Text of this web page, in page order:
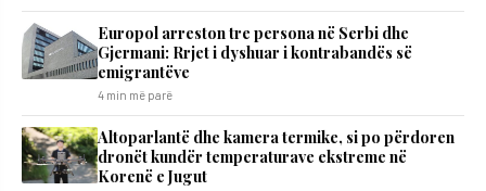
Europol arreston tre persona në Serbi dhe
Gjermani: Rrjet i dyshuar i kontrabandës së
emigrantëve
4 min më parë
Altoparlantë dhe kamera termike, si po përdoren
dronët kundër temperaturave ekstreme në
Korenë e Jugut